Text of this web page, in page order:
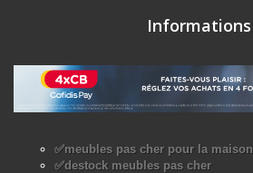
Informations
✅destock meubles pas cher
✅meubles pas cher pour la maison